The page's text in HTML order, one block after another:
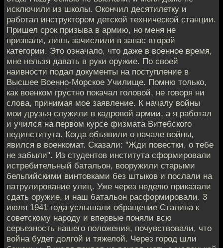
исключили из школы. Окончил десятилетку и
работал инструктором детской технической станции.
Пришел срок призыва в армию, но меня не
призвали, лишь зачислили в запас второй
категории. Это означало, что даже в военное время,
мне нельзя давать в руки оружие. По своей
наивности подал документы на поступление в
Высшее Военно-Морское Училище. Помню только,
как военком грустно покачал головой, не говоря ни
слова, принимая мое заявление. К началу войны
мои друзья служили в кадровой армии, а я работал
и учился на первом курсе физмата Витебского
пединститута. Когда объявили о начале войны,
явился в военкомат. Сказали: "Жди повестки, о тебе
не забыли". Из студентов института сформировали
истребительный батальон, вооружили старыми
бельгийскими винтовками без штыков и послали на
патрулирование улиц. Уже через неделю приказали
сдать оружие, и наш батальон расформировали. 3
июля 1941 года услышали обращение Сталина к
советскому народу и впервые поняли всю
серьезность нашего положения, почувствовали, что
война будет долгой и тяжелой. Через город шли